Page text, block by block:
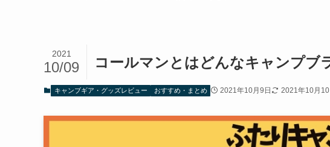
コールマンとはどんなキャンプブ
2021
10/09
キャンブギア・グッズレビュー おすすめ・まとめ 2021年10月9日 2021年10月10